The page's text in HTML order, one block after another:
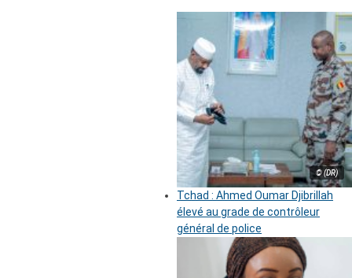
© (DR)
Tchad : Ahmed Oumar Djibrillah
élevé au grade de contrôleur
général de police